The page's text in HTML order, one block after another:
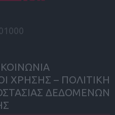
ΧΡΗΣΗΣ – ΠΟΛΙΤΙΚΗ
ΔΕΔΟΜΕΝΩΝ